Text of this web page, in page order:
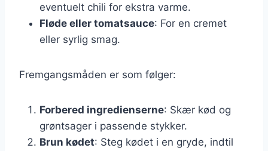
eventuelt chili for ekstra varme.
Fløde eller tomatsauce: For en cremet
eller syrlig smag.
Fremgangsmåden er som følger:
Forbered ingredienserne: Skær kød og
grøntsager i passende stykker.
Brun kødet: Steg kødet i en gryde, indtil